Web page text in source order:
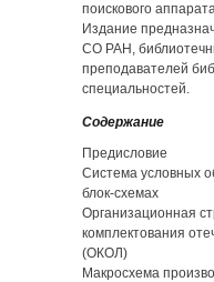
поискового
Издание
СО РАН,
преподавателей
специальностей.
Содержание
Предисловие
Система условных
блок-схемах
Организационная
комплектования
(ОКОЛ)
Макросхема